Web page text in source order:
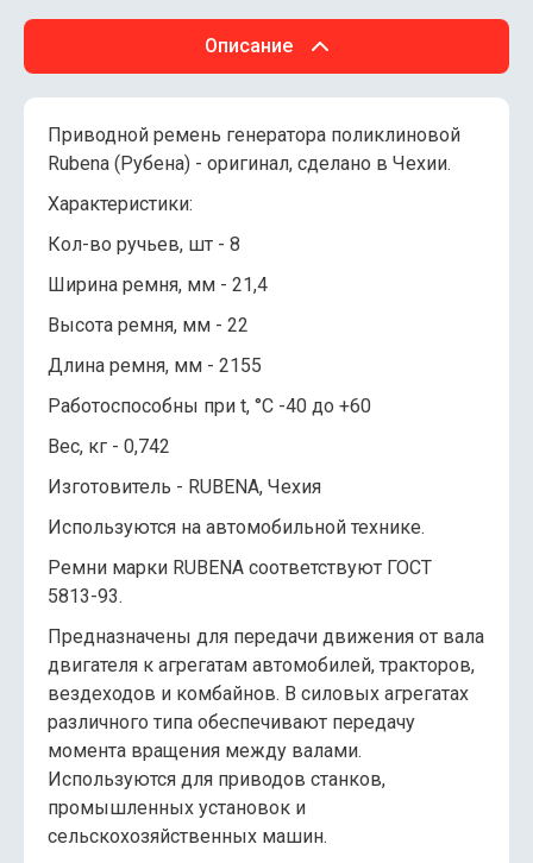
Описание
Приводной ремень генератора поликлиновой
Rubena (Рубена) - оригинал, сделано в Чехии.
Характеристики:
Кол-во ручьев, шт - 8
Ширина ремня, мм - 21,4
Высота ремня, мм - 22
Длина ремня, мм - 2155
Работоспособны при t, °C -40 до +60
Вес, кг - 0,742
Изготовитель - RUBENA, Чехия
Используются на автомобильной технике.
Ремни марки RUBENA соответствуют ГОСТ
5813-93.
Предназначены для передачи движения от вала
двигателя к агрегатам автомобилей, тракторов,
вездеходов и комбайнов. В силовых агрегатах
различного типа обеспечивают передачу
момента вращения между валами.
Используются для приводов станков,
промышленных установок и
сельскохозяйственных машин.